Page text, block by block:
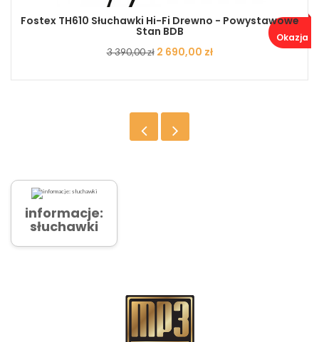
Fostex TH610 Słuchawki Hi-Fi Drewno - Powystawowe
Stan BDB
Cena
3 390,00 zł Cena
2 690,00 zł
Okazja ..
informacje:
słuchawki